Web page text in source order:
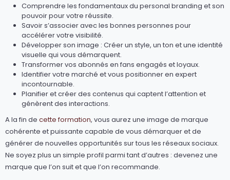
Comprendre les fondamentaux du personal branding et son
pouvoir pour votre réussite.
Savoir s’associer avec les bonnes personnes pour
accélérer votre visibilité.
Développer son image : Créer un style, un ton et une identité
visuelle qui vous démarquent.
Transformer vos abonnés en fans engagés et loyaux.
Identifier votre marché et vous positionner en expert
incontournable.
Planifier et créer des contenus qui captent l’attention et
génèrent des interactions.
A la fin de cette formation, vous aurez une image de marque
cohérente et puissante capable de vous démarquer et de
générer de nouvelles opportunités sur tous les réseaux sociaux.
Ne soyez plus un simple profil parmi tant d’autres : devenez une
marque que l’on suit et que l’on recommande.